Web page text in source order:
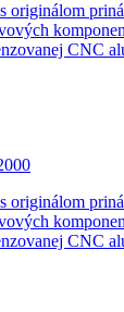
originálom
CNC
originálom
CNC